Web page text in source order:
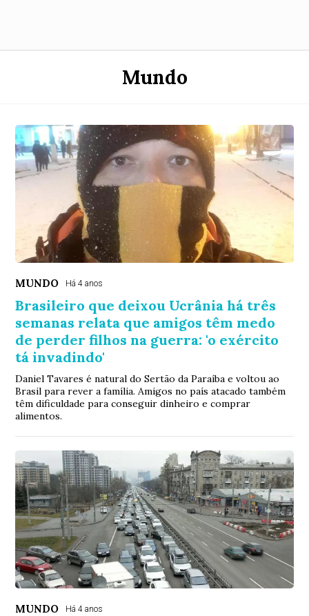
Mundo
MUNDO Há 4 anos
Brasileiro que deixou Ucrânia há três
semanas relata que amigos têm medo
de perder filhos na guerra: 'o exército
tá invadindo'
Daniel Tavares é natural do Sertão da Paraíba e voltou ao
Brasil para rever a família. Amigos no país atacado também
têm dificuldade para conseguir dinheiro e comprar
alimentos.
MUNDO Há 4 anos